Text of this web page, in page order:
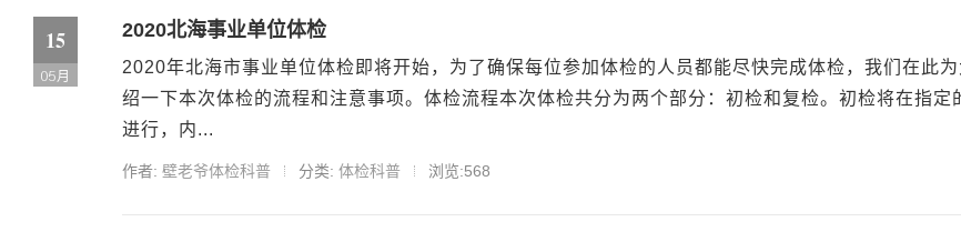
15
05月
2020北海事业单位体检
2020年北海市事业单位体检即将开始，为了确保每位参加体检的人员都能尽快完成体检，我们在此
绍一下本次体检的流程和注意事项。体检流程本次体检共分为两个部分：初检和复检。初检将在指定
进行，内...
作者: 壁老爷体检科普 分类: 体检科普 浏览:568